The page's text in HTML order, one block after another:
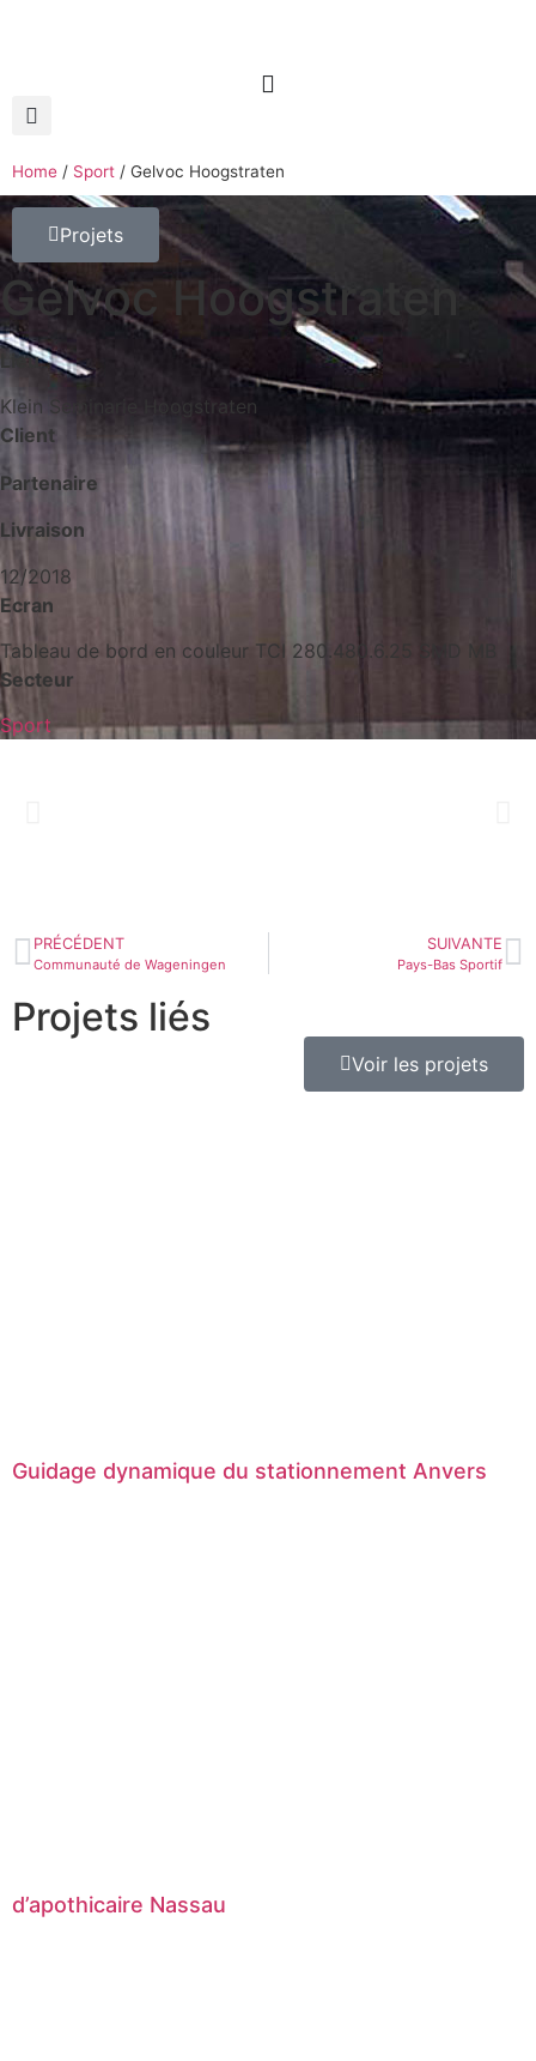
Home / Sport / Gelvoc Hoogstraten
Projets
Gelvoc Hoogstraten
Lieu
Klein Seminarie Hoogstraten
Client
Partenaire
Livraison
12/2018
Ecran
Tableau de bord en couleur TCI 280.480.6.25 SMD MB
Secteur
Sport
PRÉCÉDENT
Communauté de Wageningen
SUIVANTE
Pays-Bas Sportif
Projets liés
Voir les projets
Guidage dynamique du stationnement Anvers
d’apothicaire Nassau